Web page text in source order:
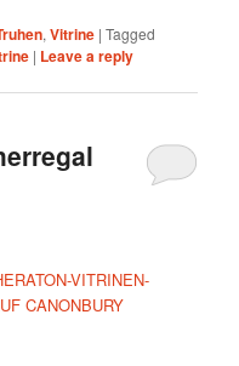
,Vitrine |Tagged
| Leave a reply
VITRINEN-
CANONBURY